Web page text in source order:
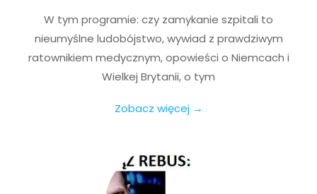
W tym programie: czy zamykanie szpitali to
nieumyślne ludobójstwo, wywiad z prawdziwym
ratownikiem medycznym, opowieści o Niemcach i
Wielkej Brytanii, o tym
Zobacz więcej →